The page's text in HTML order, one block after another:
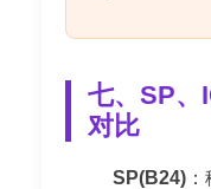
七、SP、
对比
SP(B24)